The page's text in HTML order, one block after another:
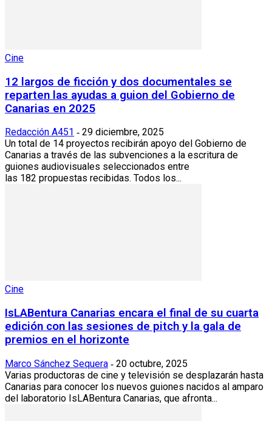
Cine
12 largos de ficción y dos documentales se
reparten las ayudas a guion del Gobierno de
Canarias en 2025
Redacción A451 - 29 diciembre, 2025
Un total de 14 proyectos recibirán apoyo del Gobierno de
Canarias a través de las subvenciones a la escritura de
guiones audiovisuales seleccionados entre
las 182 propuestas recibidas. Todos los...
Cine
IsLABentura Canarias encara el final de su cuarta
edición con las sesiones de pitch y la gala de
premios en el horizonte
Marco Sánchez Sequera - 20 octubre, 2025
Varias productoras de cine y televisión se desplazarán hasta
Canarias para conocer los nuevos guiones nacidos al amparo
del laboratorio IsLABentura Canarias, que afronta...